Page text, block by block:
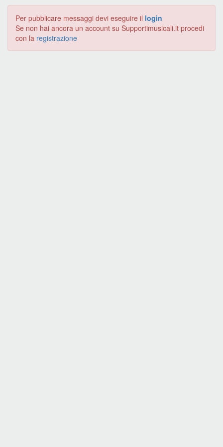
Per pubblicare messaggi devi eseguire il login
Se non hai ancora un account su Supportimusicali.it procedi
con la registrazione